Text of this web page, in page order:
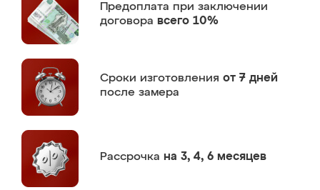
Предоплата при заключении
договора всего 10%
Сроки изготовления от 7 дней
после замера
Рассрочка на 3, 4, 6 месяцев